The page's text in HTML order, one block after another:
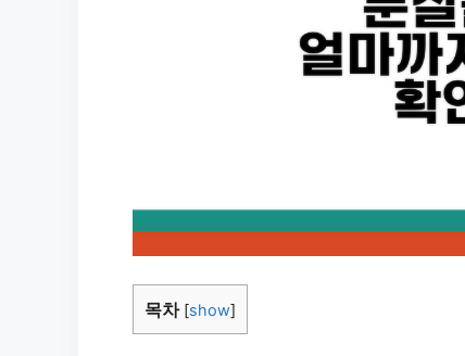
목차 [show]